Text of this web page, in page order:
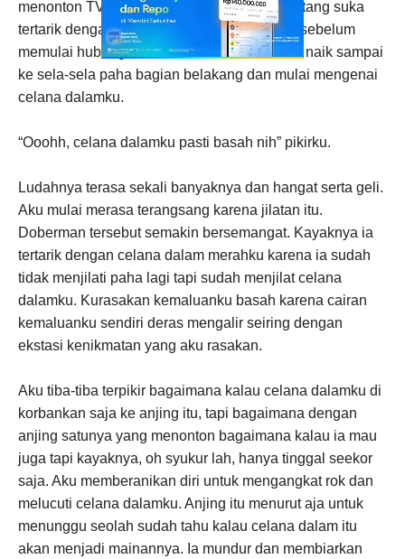
menonton TV yang mengatakan bahwa binatang suka
tertarik dengan bau kelamin lawan jenisnya sebelum
memulai hubungan seks. Jilatan itu semakin naik sampai
ke sela-sela paha bagian belakang dan mulai mengenai
celana dalamku.
“Ooohh, celana dalamku pasti basah nih” pikirku.
Ludahnya terasa sekali banyaknya dan hangat serta geli.
Aku mulai merasa terangsang karena jilatan itu.
Doberman tersebut semakin bersemangat. Kayaknya ia
tertarik dengan celana dalam merahku karena ia sudah
tidak menjilati paha lagi tapi sudah menjilat celana
dalamku. Kurasakan kemaluanku basah karena cairan
kemaluanku sendiri deras mengalir seiring dengan
ekstasi kenikmatan yang aku rasakan.
Aku tiba-tiba terpikir bagaimana kalau celana dalamku di
korbankan saja ke anjing itu, tapi bagaimana dengan
anjing satunya yang menonton bagaimana kalau ia mau
juga tapi kayaknya, oh syukur lah, hanya tinggal seekor
saja. Aku memberanikan diri untuk mengangkat rok dan
melucuti celana dalamku. Anjing itu menurut aja untuk
menunggu seolah sudah tahu kalau celana dalam itu
akan menjadi mainannya. Ia mundur dan membiarkan